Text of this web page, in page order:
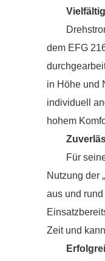
dem EFG
in Höhe und
individuell
hohem
Für
Nutzung der
aus und
Zeit und